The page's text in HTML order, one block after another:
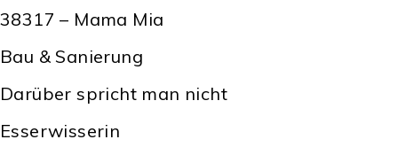
38317 – Mama Mia
Bau & Sanierung
Darüber spricht man nicht
Esserwisserin